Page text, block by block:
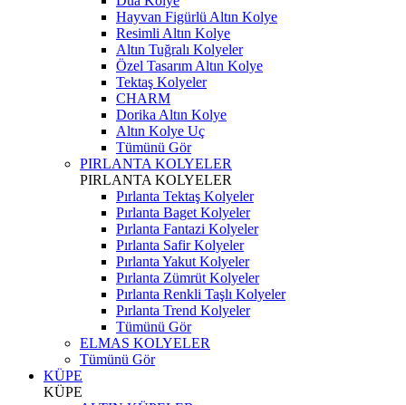
Hayvan Figürlü Altın Kolye
Resimli Altın Kolye
Altın Tuğralı Kolyeler
Özel Tasarım Altın Kolye
Tektaş Kolyeler
CHARM
Dorika Altın Kolye
Altın Kolye Uç
Tümünü Gör
PIRLANTA KOLYELER
PIRLANTA KOLYELER
Pırlanta Tektaş Kolyeler
Pırlanta Baget Kolyeler
Pırlanta Fantazi Kolyeler
Pırlanta Safir Kolyeler
Pırlanta Yakut Kolyeler
Pırlanta Zümrüt Kolyeler
Pırlanta Renkli Taşlı Kolyeler
Pırlanta Trend Kolyeler
Tümünü Gör
ELMAS KOLYELER
Tümünü Gör
KÜPE
KÜPE